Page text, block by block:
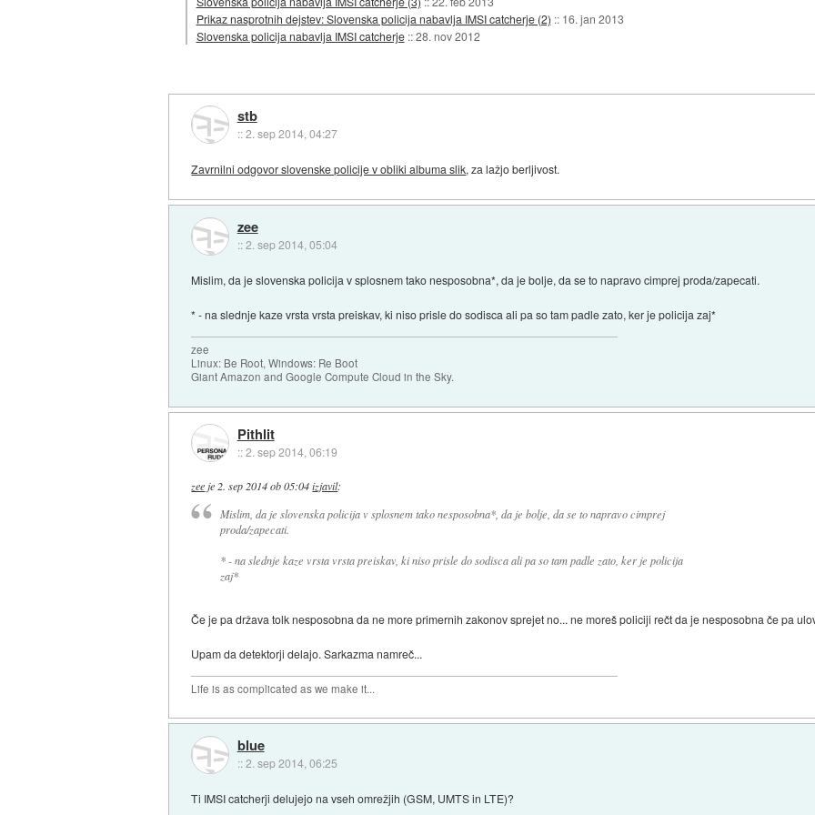
Prikaz nasprotnih dejstev: Slovenska policija nabavlja IMSI catcherje (2) :: 16. jan 2013
Slovenska policija nabavlja IMSI catcherje ::28. nov 2012
stb
::2. sep 2014, 04:27
Zavrnilni odgovor slovenske policije v obliki albuma slik, za lažjo berljivost.
zee
::2. sep 2014, 05:04
Mislim, da je slovenska policija v splosnem tako nesposobna*, da je bolje, da se to napravo cimprej proda/zapecati.
* - na slednje kaze vrsta vrsta preiskav, ki niso prisle do sodisca ali pa so tam padle zato, ker je policija zaj*
zee
Linux: Be Root, Windows: Re Boot
Giant Amazon and Google Compute Cloud in the Sky.
Pithlit
::2. sep 2014, 06:19
zeeje2. sep 2014 ob 05:04 izjavil:
Mislim, da je slovenska policija v splosnem tako nesposobna*, da je bolje, da se to napravo cimprej
proda/zapecati.
* - na slednje kaze vrsta vrsta preiskav, ki niso prisle do sodisca ali pa so tam padle zato, ker je policija
zaj*
Če je pa država tolk nesposobna da ne more primernih zakonov sprejet no... ne moreš policiji rečt da je nesposobna če pa
Upam da detektorji delajo. Sarkazma namreč...
Life is as complicated as we make it...
blue
::2. sep 2014, 06:25
Ti IMSI catcherji delujejo na vseh omrežjih (GSM, UMTS in LTE)?